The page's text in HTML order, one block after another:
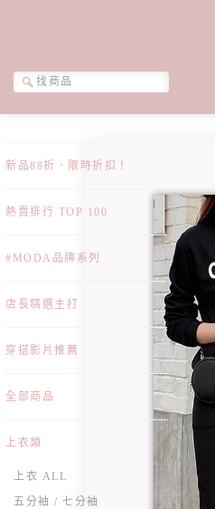
新品88折．限時折扣！
熱賣排行 TOP 100
#MODA品牌系列
店長精選主打
穿搭影片推薦
全部商品
上衣類
上衣 ALL
五分袖 / 七分袖